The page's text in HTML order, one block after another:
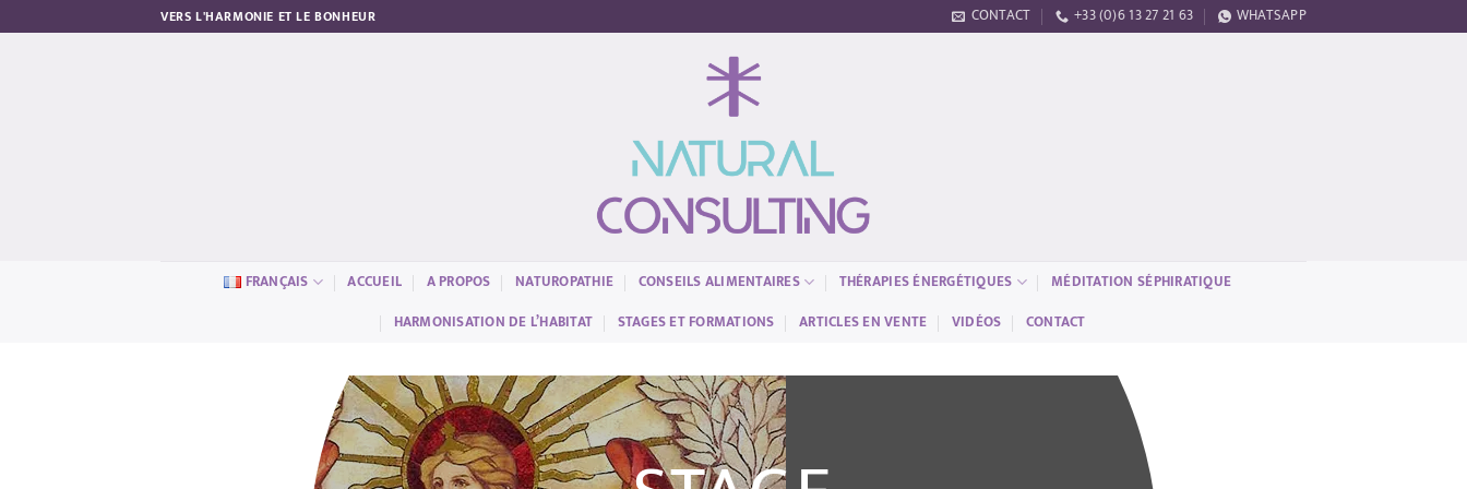
au
VERS L'HARMONIE ET LE BONHEUR CONTACT +33 (0)6 13 27 21 63 WHATSAPP
FRANÇAIS ACCUEIL A PROPOS NATUROPATHIE CONSEILS ALIMENTAIRES THÉRAPIES ÉNERGÉTIQUES
MÉDITATION SÉPHIRATIQUE
HARMONISATION DE L’HABITAT
STAGES ET FORMATIONS ARTICLES EN VENTE VIDÉOS CONTACT